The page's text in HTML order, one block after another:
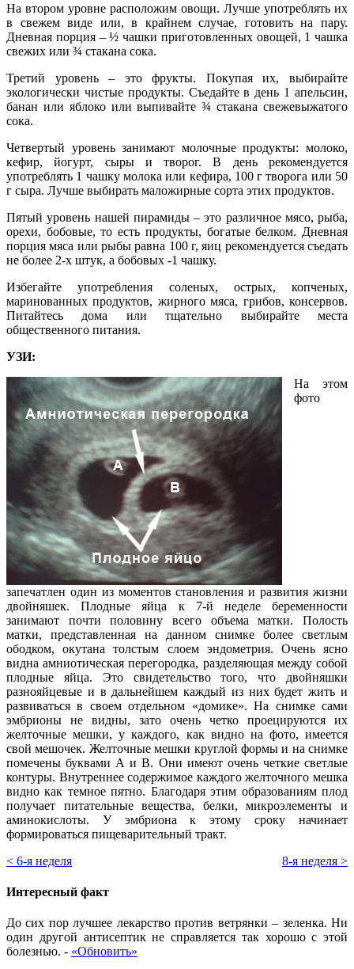
На втором уровне расположим овощи. Лучше употреблять их
в свежем виде или, в крайнем случае, готовить на пару.
Дневная порция – ½ чашки приготовленных овощей, 1 чашка
свежих или ¾ стакана сока.
Третий уровень – это фрукты. Покупая их, выбирайте
экологически чистые продукты. Съедайте в день 1 апельсин,
банан или яблоко или выпивайте ¾ стакана свежевыжатого
сока.
Четвертый уровень занимают молочные продукты: молоко,
кефир, йогурт, сыры и творог. В день рекомендуется
употреблять 1 чашку молока или кефира, 100 г творога или 50
г сыра. Лучше выбирать маложирные сорта этих продуктов.
Пятый уровень нашей пирамиды – это различное мясо, рыба,
орехи, бобовые, то есть продукты, богатые белком. Дневная
порция мяса или рыбы равна 100 г, яиц рекомендуется съедать
не более 2-х штук, а бобовых -1 чашку.
Избегайте употребления соленых, острых, копченых,
маринованных продуктов, жирного мяса, грибов, консервов.
Питайтесь дома или тщательно выбирайте места
общественного питания.
УЗИ:
На этом
фото
запечатлен один из моментов становления и развития жизни
двойняшек. Плодные яйца к 7-й неделе беременности
занимают почти половину всего объема матки. Полость
матки, представленная на данном снимке более светлым
ободком, окутана толстым слоем эндометрия. Очень ясно
видна амниотическая перегородка, разделяющая между собой
плодные яйца. Это свидетельство того, что двойняшки
разнояйцевые и в дальнейшем каждый из них будет жить и
развиваться в своем отдельном «домике». На снимке сами
эмбрионы не видны, зато очень четко проецируются их
желточные мешки, у каждого, как видно на фото, имеется
свой мешочек. Желточные мешки круглой формы и на снимке
помечены буквами А и В. Они имеют очень четкие светлые
контуры. Внутреннее содержимое каждого желточного мешка
видно как темное пятно. Благодаря этим образованиям плод
получает питательные вещества, белки, микроэлементы и
аминокислоты. У эмбриона к этому сроку начинает
формироваться пищеварительный тракт.
< 6-я неделя
8-я неделя >
Интересный факт
До сих пор лучшее лекарство против ветрянки – зеленка. Ни
один другой антисептик не справляется так хорошо с этой
болезнью. - «Обновить»